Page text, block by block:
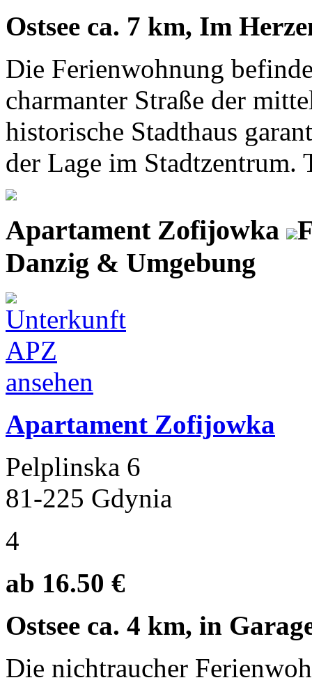
Ostsee ca. 7 km, Im
Die Ferienwohnung
charmanter Straße der
historische Stadthaus
der Lage im Stadtzentrum.
Apartament Zofijowka
Danzig & Umgebung
Apartament Zofijowka
Pelplinska 6
81-225 Gdynia
4
ab 16.50 €
Ostsee ca. 4 km, in
Die nichtraucher